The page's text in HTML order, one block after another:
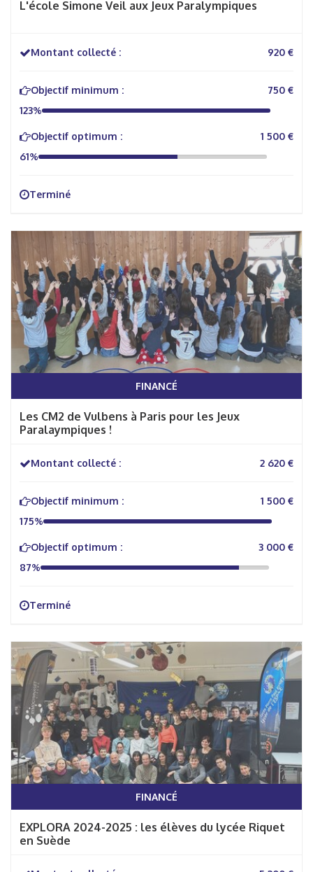
L'école Simone Veil aux Jeux Paralympiques
Montant collecté : 920 €
Objectif minimum :
750 €
123%
Objectif optimum :
1 500 €
61%
Terminé
FINANCÉ
Les CM2 de Vulbens à Paris pour les Jeux
Paralaympiques !
Montant collecté : 2 620 €
Objectif minimum :
1 500 €
175%
Objectif optimum :
3 000 €
87%
Terminé
FINANCÉ
EXPLORA 2024-2025 : les élèves du lycée Riquet
en Suède